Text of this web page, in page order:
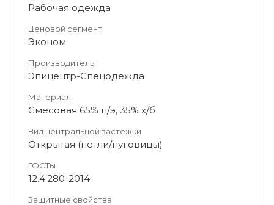
Рабочая одежда
Ценовой сегмент
Эконом
Производитель
Эпицентр-Спецодежда
Материал
Смесовая 65% п/э, 35% х/б
Вид центральной застежки
Открытая (петли/пуговицы)
ГОСТы
12.4.280-2014
Защитные свойства